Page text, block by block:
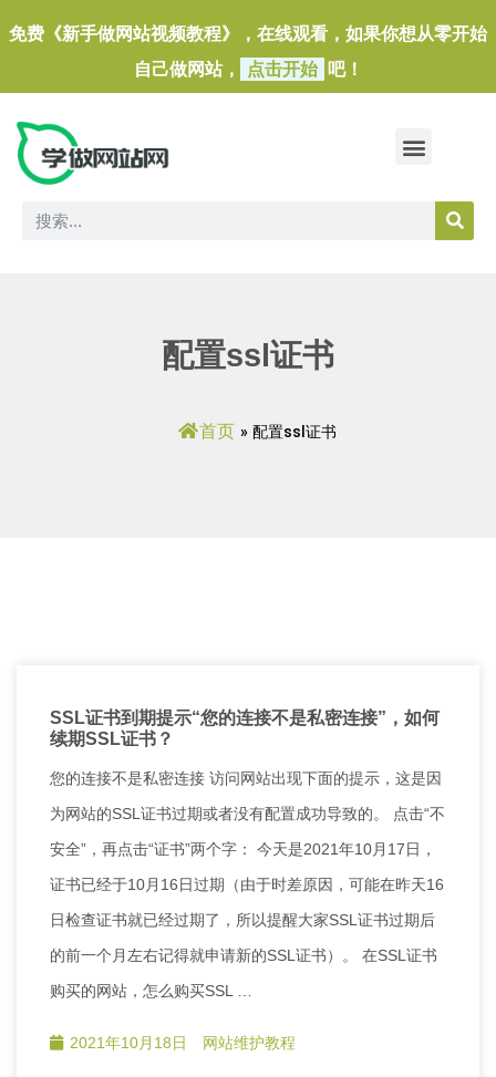
免费《新手做网站视频教程》，在线观看，如果你想从零开始
自己做网站，
点击开始 吧！
配置ssl证书
首页 » 配置ssl证书
SSL证书到期提示“您的连接不是私密连接”，如何
续期SSL证书？
您的连接不是私密连接 访问网站出现下面的提示，这是因
为网站的SSL证书过期或者没有配置成功导致的。 点击“不
安全”，再点击“证书”两个字： 今天是2021年10月17日，
证书已经于10月16日过期（由于时差原因，可能在昨天16
日检查证书就已经过期了，所以提醒大家SSL证书过期后
的前一个月左右记得就申请新的SSL证书）。 在SSL证书
购买的网站，怎么购买SSL …
2021年10月18日 网站维护教程